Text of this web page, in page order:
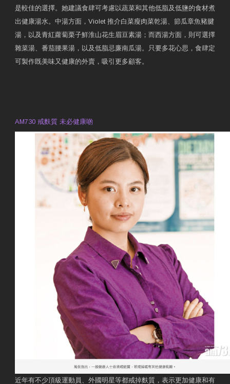
是較佳的選擇。她建議食肆可考慮以蔬菜和其他低脂及低鹽的食材煮
出健康湯水。中湯方面，Violet 推介白菜瘦肉菜乾湯、節瓜章魚豬腱
湯，以及青紅蘿蔔栗子鮮淮山花生眉豆素湯；而西湯方面，則可選擇
雜菜湯、番茄腰果湯，以及低脂忌廉南瓜湯。只要多花心思，食肆定
可製作既美味又健康的外賣，吸引更多顧客。
AM730 戒麩質 未必健康啲
近年有不少頂級運動員、外國明星等都戒掉麩質，表示更加健康和有